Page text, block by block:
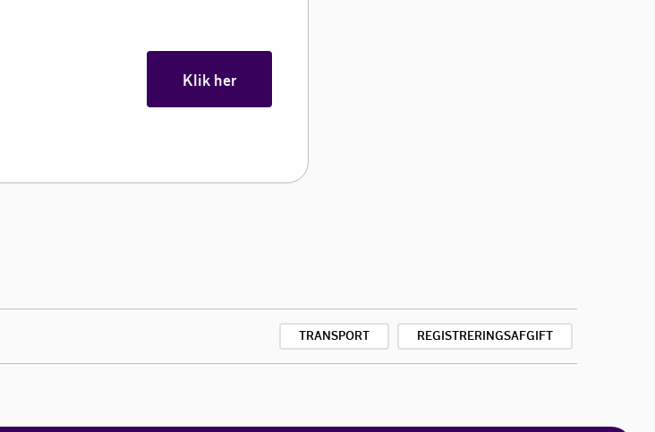
Klik her
TRANSPORT REGISTRERINGSAFGIFT